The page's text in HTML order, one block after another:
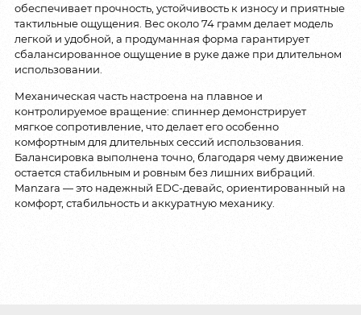
обеспечивает прочность, устойчивость к износу и приятные
тактильные ощущения. Вес около 74 грамм делает модель
легкой и удобной, а продуманная форма гарантирует
сбалансированное ощущение в руке даже при длительном
использовании.
Механическая часть настроена на плавное и
контролируемое вращение: спиннер демонстрирует
мягкое сопротивление, что делает его особенно
комфортным для длительных сессий использования.
Балансировка выполнена точно, благодаря чему движение
остается стабильным и ровным без лишних вибраций.
Manzara — это надежный EDC-девайс, ориентированный на
комфорт, стабильность и аккуратную механику.